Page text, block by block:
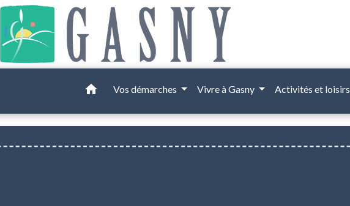
home Vos démarches Vivre à Gasny Activités et loisirs